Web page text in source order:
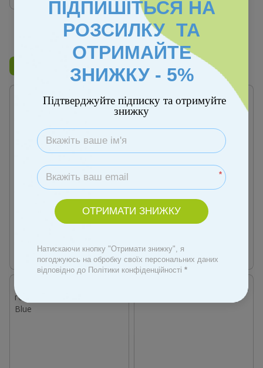
1 За популярністю
Caretero
Артикул: 00000001102
5 404 грн
Артикул: 00000001103
5 404 грн
ПІДПИШІТЬСЯ НА
РОЗСИЛКУ ТА
ОТРИМАЙТЕ
ЗНИЖКУ - 5%
Підтверджуйте підписку та отримуйте
знижку
*
ОТРИМАТИ ЗНИЖКУ
Натискаючи кнопку "Отримати знижку", я
погоджуюсь на обробку своїх персональних даних
відповідно до Політики конфіденційності *